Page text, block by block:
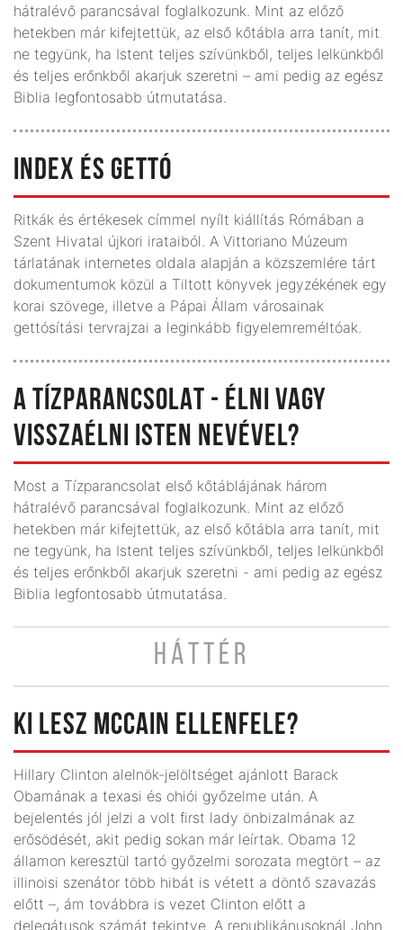
hátralévő parancsával foglalkozunk. Mint az előző
hetekben már kifejtettük, az első kőtábla arra tanít, mit
ne tegyünk, ha Istent teljes szívünkből, teljes lelkünkből
és teljes erőnkből akarjuk szeretni – ami pedig az egész
Biblia legfontosabb útmutatása.
INDEX ÉS GETTÓ
Ritkák és értékesek címmel nyílt kiállítás Rómában a
Szent Hivatal újkori irataiból. A Vittoriano Múzeum
tárlatának internetes oldala alapján a közszemlére tárt
dokumentumok közül a Tiltott könyvek jegyzékének egy
korai szövege, illetve a Pápai Állam városainak
gettósítási tervrajzai a leginkább figyelemreméltóak.
A TÍZPARANCSOLAT - ÉLNI VAGY
VISSZAÉLNI ISTEN NEVÉVEL?
Most a Tízparancsolat első kőtáblájának három
hátralévő parancsával foglalkozunk. Mint az előző
hetekben már kifejtettük, az első kőtábla arra tanít, mit
ne tegyünk, ha Istent teljes szívünkből, teljes lelkünkből
és teljes erőnkből akarjuk szeretni - ami pedig az egész
Biblia legfontosabb útmutatása.
HÁTTÉR
KI LESZ MCCAIN ELLENFELE?
Hillary Clinton alelnök-jelöltséget ajánlott Barack
Obamának a texasi és ohiói győzelme után. A
bejelentés jól jelzi a volt first lady önbizalmának az
erősödését, akit pedig sokan már leírtak. Obama 12
államon keresztül tartó győzelmi sorozata megtört – az
illinoisi szenátor több hibát is vétett a döntő szavazás
előtt –, ám továbbra is vezet Clinton előtt a
delegátusok számát tekintve. A republikánusoknál John